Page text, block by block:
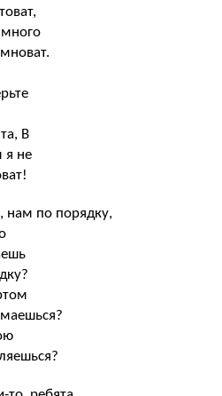
В
я не
по порядку,